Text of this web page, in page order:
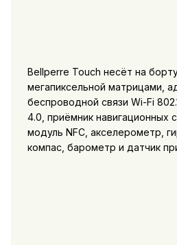
Bellperre Touch несёт на
мегапиксельной матрицами,
беспроводной связи Wi-Fi
4.0, приёмник навигационных
модуль NFC, акселерометр,
компас, барометр и датчик